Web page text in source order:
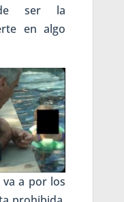
ser la
en algo
va a por los